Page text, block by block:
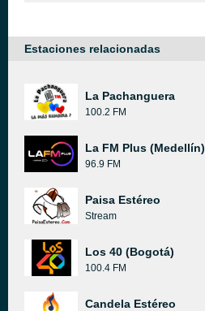
Estaciones relacionadas
La Pachanguera
100.2 FM
La FM Plus (Medellín)
96.9 FM
Paisa Estéreo
Stream
Los 40 (Bogotá)
100.4 FM
Candela Estéreo